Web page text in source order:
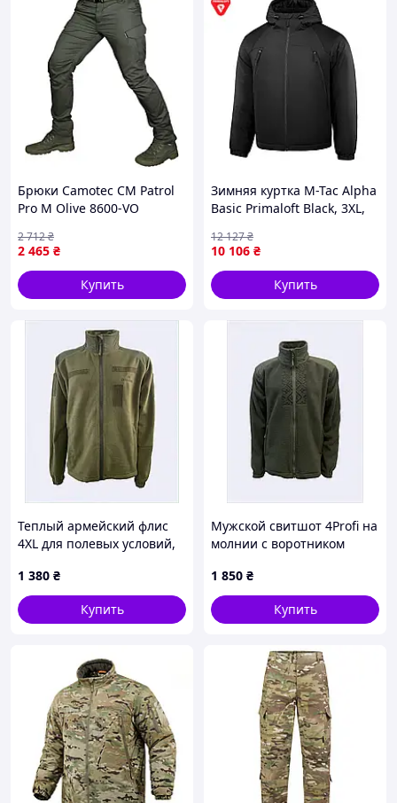
Брюки Camotec CM Patrol
Pro M Olive 8600-VO
2 465 ₴
2 712₴
Купить
Зимняя куртка M-Tac Alpha
Basic Primaloft Black, 3XL,
10 106 ₴
12 127₴
Купить
Теплый армейский флис
4XL для полевых условий,
1 380 ₴
Купить
Мужской свитшот 4Profi на
молнии с воротником
1 850 ₴
Купить